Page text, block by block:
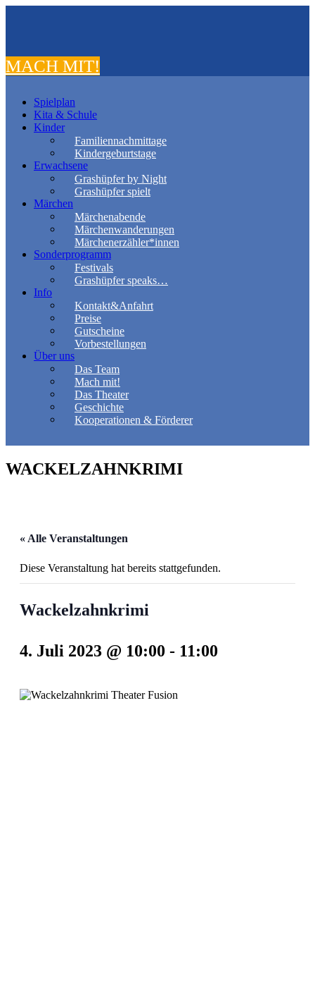
MACH MIT!
Spielplan
Kita & Schule
Kinder
Familiennachmittage
Kindergeburtstage
Erwachsene
Grashüpfer by Night
Grashüpfer spielt
Märchen
Märchenabende
Märchenwanderungen
Märchenerzähler*innen
Sonderprogramm
Festivals
Grashüpfer speaks…
Info
Kontakt&Anfahrt
Preise
Gutscheine
Vorbestellungen
Über uns
Das Team
Mach mit!
Das Theater
Geschichte
Kooperationen & Förderer
WACKELZAHNKRIMI
« Alle Veranstaltungen
Diese Veranstaltung hat bereits stattgefunden.
Wackelzahnkrimi
4. Juli 2023 @ 10:00 - 11:00